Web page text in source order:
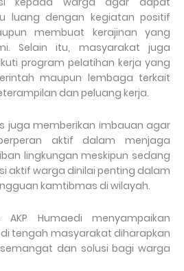
luang dengan kegiatan positif
membuat kerajinan yang
Selain itu, masyarakat juga
program pelatihan kerja yang
maupun lembaga terkait
dan peluang kerja.
juga memberikan imbauan agar
aktif dalam menjaga
lingkungan meskipun sedang
aktif warga dinilai penting dalam
kamtibmas di wilayah.
AKP Humaedi menyampaikan
tengah masyarakat diharapkan
dan solusi bagi warga